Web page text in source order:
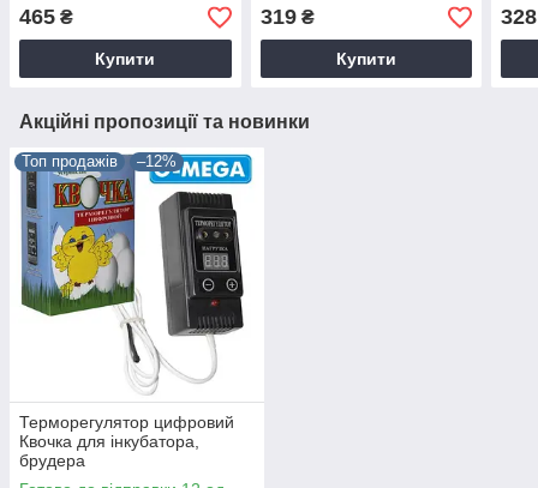
465 ₴
Купити
319₴
Купити
328
Акційні пропозиції та новинки
Топ продажів –12%
Терморегулятор цифровий
Квочка для інкубатора,
брудера